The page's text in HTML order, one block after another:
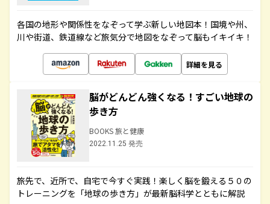
各国の地形や関係性をなぞって学ぶ新しい地図本！国境や州、
川や街道、鉄道線など旅気分で地図をなぞって脳もイキイキ！
詳細を見る
脳がどんどん強くなる！すごい地球の
歩き方
BOOKS 旅と健康
2022.11.25 発売
旅先で、近所で、自宅で今すぐ実践！楽しく脳を鍛える５０の
トレーニングを「地球の歩き方」が最新脳科学とともに解説